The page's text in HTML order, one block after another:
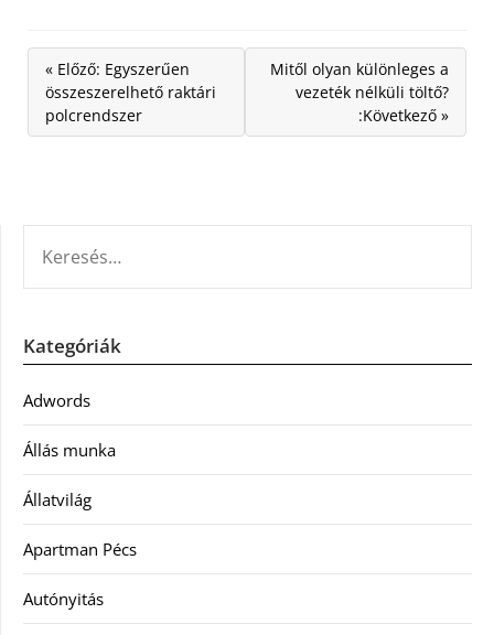
« Előző: Egyszerűen
összeszerelhető raktári
polcrendszer
Mitől olyan különleges a
vezeték nélküli töltő?
:Következő »
Kategóriák
Adwords
Állás munka
Állatvilág
Apartman Pécs
Autónyitás